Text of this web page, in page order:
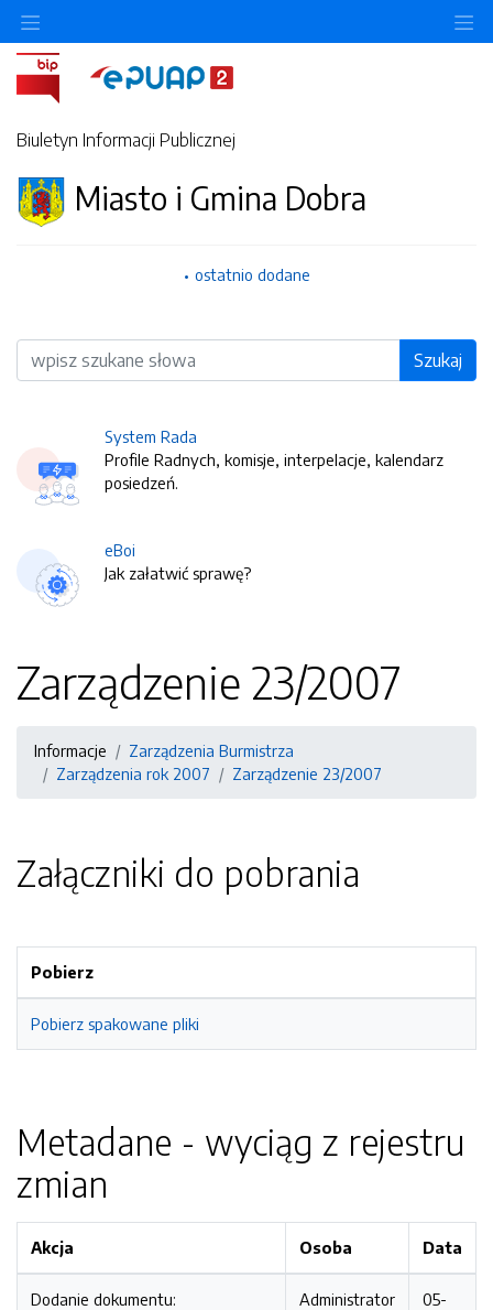
Biuletyn Informacji Publicznej
Miasto i Gmina Dobra
ostatnio dodane
Wyszukiwarka Szukaj
System Rada
Profile Radnych, komisje, interpelacje, kalendarz
posiedzeń.
eBoi
Jak załatwić sprawę?
Zarządzenie 23/2007
Informacje
Zarządzenia Burmistrza
Zarządzenia rok 2007
Zarządzenie 23/2007
Załączniki do pobrania
Pobierz
Pobierz spakowane pliki
Metadane - wyciąg z rejestru
zmian
Akcja Osoba Data
Dodanie dokumentu:
Administrator
05-